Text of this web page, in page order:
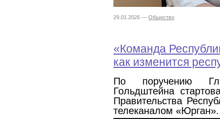
29.01.2026 — Общество
«Команда
как изменится
По поручению
Гольдштейна
Правительства
телеканалом «Юрган».